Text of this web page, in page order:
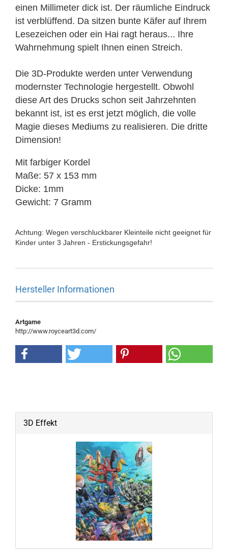
einen Millimeter dick ist. Der räumliche Eindruck
ist verblüffend. Da sitzen bunte Käfer auf Ihrem
Lesezeichen oder ein Hai ragt heraus... Ihre
Wahrnehmung spielt Ihnen einen Streich.
Die 3D-Produkte werden unter Verwendung
modernster Technologie hergestellt. Obwohl
diese Art des Drucks schon seit Jahrzehnten
bekannt ist, ist es erst jetzt möglich, die volle
Magie dieses Mediums zu realisieren. Die dritte
Dimension!
Mit farbiger Kordel
Maße: 57 x 153 mm
Dicke: 1mm
Gewicht: 7 Gramm
Achtung: Wegen verschluckbarer Kleinteile nicht geeignet für
Kinder unter 3 Jahren - Erstickungsgefahr!
Hersteller Informationen
Artgame
http://www.royceart3d.com/
3D Effekt